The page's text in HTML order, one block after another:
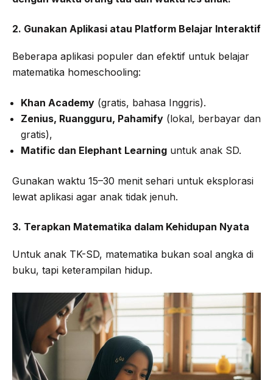
2. Gunakan Aplikasi atau Platform Belajar Interaktif
Beberapa aplikasi populer dan efektif untuk belajar
matematika homeschooling:
Khan Academy(gratis, bahasa Inggris).
Zenius, Ruangguru, Pahamify(lokal, berbayar dan
gratis),
Matific dan Elephant Learninguntuk anak SD.
Gunakan waktu 15–30 menit sehari untuk eksplorasi
lewat aplikasi agar anak tidak jenuh.
3. Terapkan Matematika dalam Kehidupan Nyata
Untuk anak TK-SD, matematika bukan soal angka di
buku, tapi keterampilan hidup.